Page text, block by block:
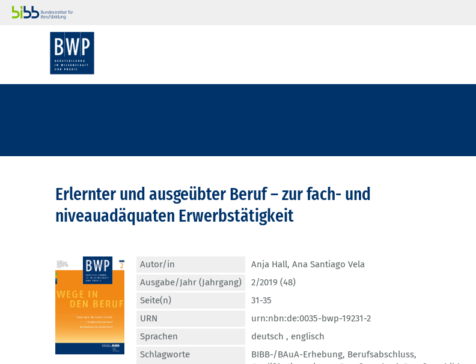
Erlernter und ausgeübter Beruf – zur fach- und
niveauadäquaten Erwerbstätigkeit
Autor/in Anja Hall, Ana Santiago Vela
Ausgabe/Jahr (Jahrgang)
2/2019 (48)
Seite(n)
31-35
URN
urn:nbn:de:0035-bwp-19231-2
Sprachen
deutsch , englisch
Schlagworte
BIBB-/BAuA-Erhebung, Berufsabschluss,